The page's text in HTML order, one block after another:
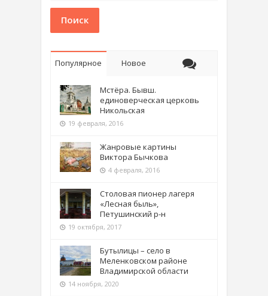
Поиск
Популярное Новое
Мстёра. Бывш.
единоверческая церковь
Никольская
19 февраля, 2016
Жанровые картины
Виктора Бычкова
4 февраля, 2016
Столовая пионер лагеря
«Лесная быль»,
Петушинский р-н
19 октября, 2017
Бутылицы – село в
Меленковском районе
Владимирской области
14 ноября, 2020